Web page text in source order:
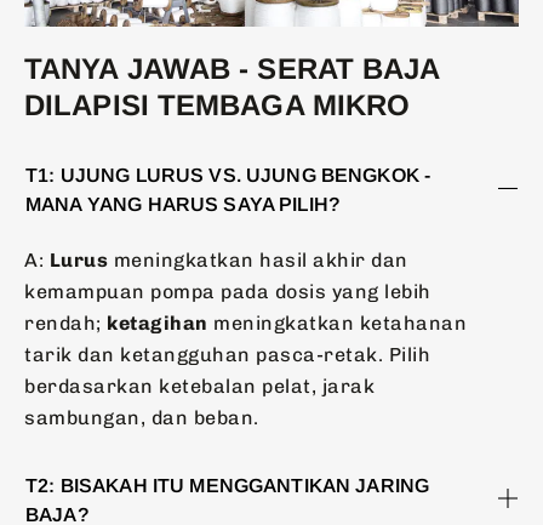
TANYA JAWAB - SERAT BAJA
DILAPISI TEMBAGA MIKRO
T1: UJUNG LURUS VS. UJUNG BENGKOK -
MANA YANG HARUS SAYA PILIH?
A: Lurus meningkatkan hasil akhir dan
kemampuan pompa pada dosis yang lebih
rendah; ketagihan meningkatkan ketahanan
tarik dan ketangguhan pasca-retak. Pilih
berdasarkan ketebalan pelat, jarak
sambungan, dan beban.
T2: BISAKAH ITU MENGGANTIKAN JARING
BAJA?